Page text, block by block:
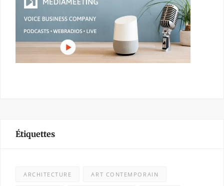
Étiquettes
ARCHITECTURE ART CONTEMPORAIN